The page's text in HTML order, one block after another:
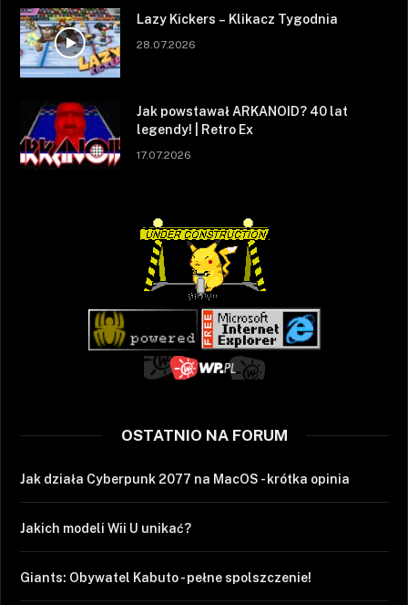
Lazy Kickers – Klikacz Tygodnia
28.07.2026
Jak powstawał ARKANOID? 40 lat
legendy! | Retro Ex
17.07.2026
OSTATNIO NA FORUM
Jak działa Cyberpunk 2077 na MacOS - krótka opinia
Jakich modeli Wii U unikać?
Giants: Obywatel Kabuto - pełne spolszczenie!